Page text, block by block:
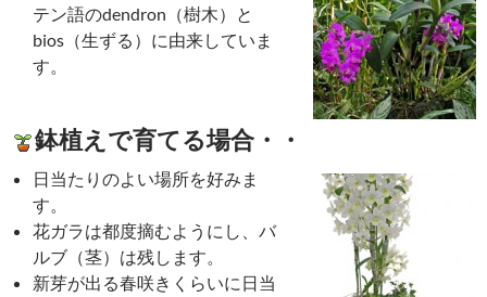
テン語のdendron（樹木）と
bios（生ずる）に由来していま
す。
鉢植えで育てる場合・・
日当たりのよい場所を好みま
す。
花ガラは都度摘むようにし、バ
ルブ（茎）は残します。
新芽が出る春咲きくらいに日当